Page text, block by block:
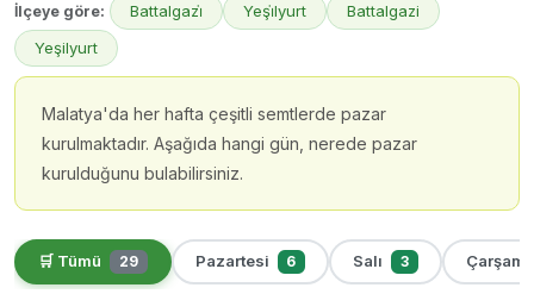
İlçeye göre: Battalgazi̇ Yeşi̇lyurt
Battalgazi
Yeşilyurt
Malatya'da her hafta çeşitli semtlerde pazar
kurulmaktadır. Aşağıda hangi gün, nerede pazar
kurulduğunu bulabilirsiniz.
🛒 Tümü 29 Pazartesi 6 Salı 3